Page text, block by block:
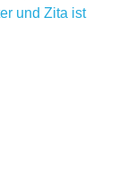
und Zita ist